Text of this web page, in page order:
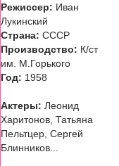
Режиссер: Иван
Лукинский
Страна: СССР
Производство: К/ст
им. М.Горького
Год: 1958
Актеры: Леонид
Харитонов, Татьяна
Пельтцер, Сергей
Блинников...